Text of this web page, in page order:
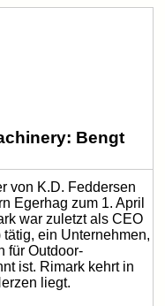
Bengt
von K.D. Feddersen
Egerhag zum 1. April
war zuletzt als CEO
ein Unternehmen,
für Outdoor-
ist. Rimark kehrt in
liegt.